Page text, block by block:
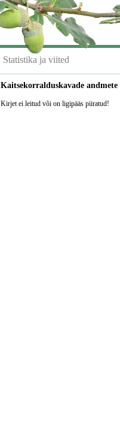
Statistika ja viited
Kaitsekorralduskavade
Kirjet ei leitud või on ligipääs piiratud!